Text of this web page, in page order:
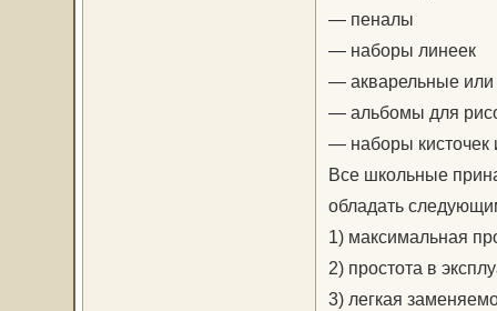
— пеналы
— наборы линеек
— акварельные или
— альбомы для
— наборы кисточек
Все школьные
обладать
1) максимальная
2) простота в
3) легкая